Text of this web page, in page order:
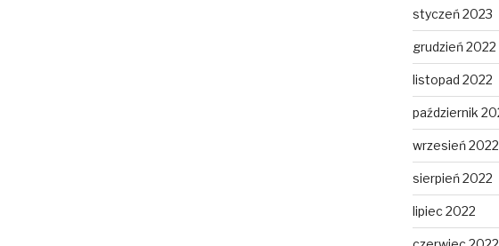
styczeń 2023
grudzień 2022
listopad 2022
październik
wrzesień 2022
sierpień 2022
lipiec 2022